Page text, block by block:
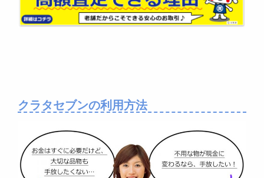
クラタセブンの利用方法